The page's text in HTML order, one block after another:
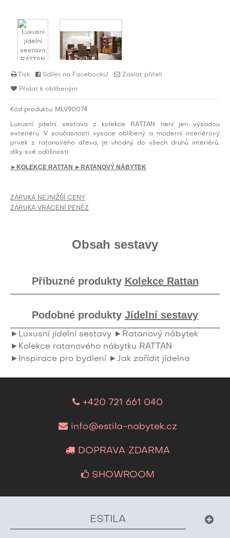
Tisk Sdílet na Facebooku! Zaslat příteli
Přidat k oblíbeným
Kód produktu: MLV90074
Luxusní jídelní sestava z kolekce RATTAN není jen výsadou
exteriéru. V současnosti vysoce oblíbený a moderní interiérový
prvek z ratanového dřeva, je vhodný do všech druhů interiérů,
díky své odlišnosti.
►KOLEKCE RATTAN ►RATANOVÝ NÁBYTEK
ZÁRUKA NEJNIŽŠÍ CENY
ZÁRUKA VRÁCENÍ PENĚZ
Obsah sestavy
Příbuzné produkty Kolekce Rattan
Podobné produkty Jídelní sestavy
►Luxusní jídelní sestavy ►Ratanový nábytek
►Kolekce ratanového nábytku RATTAN
►Inspirace pro bydlení ►Jak zařídit jídelna
+420 721 661 040
info@estila-nabytek.cz
DOPRAVA ZDARMA
SHOWROOM
ESTILA